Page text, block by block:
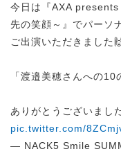
今日は『AXA
先の笑顔～』でパーソ
ご出演いただきました
「渡邉美穂さんへの
ありがとうございまし
pic.twitter.com/
— NACK5 Smile